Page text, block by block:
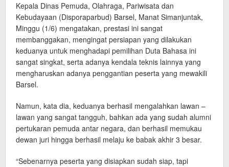
Kepala Dinas Pemuda, Olahraga, Pariwisata dan
Kebudayaan (Disporaparbud) Barsel, Manat Simanjuntak,
Minggu (1/6) mengatakan, prestasi ini sangat
membanggakan, mengingat persiapan yang dilakukan
keduanya untuk menghadapi pemilihan Duta Bahasa ini
sangat singkat, serta adanya kendala teknis lainnya yang
mengharuskan adanya penggantian peserta yang mewakili
Barsel.
Namun, kata dia, keduanya berhasil mengalahkan lawan –
lawan yang sangat tangguh, bahkan ada yang sudah alumni
pertukaran pemuda antar negara, dan berhasil memukau
dewan juri hingga berhasil melaju ke babak akhir 3 besar.
“Sebenarnya peserta yang disiapkan sudah siap, tapi